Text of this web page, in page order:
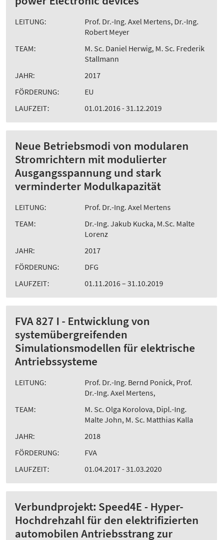
LEITUNG:
Prof. Dr.-Ing. Axel Mertens, Dr.-Ing.
Robert Meyer
TEAM:
M. Sc. Daniel Herwig, M. Sc. Frederik
Stallmann
JAHR:
2017
FÖRDERUNG:
EU
LAUFZEIT:
01.01.2016 - 31.12.2019
Neue Betriebsmodi von modularen
Stromrichtern mit modulierter
Ausgangsspannung und stark
verminderter Modulkapazität
LEITUNG:
Prof. Dr.-Ing. Axel Mertens
TEAM:
Dr.-Ing. Jakub Kucka, M.Sc. Malte
Lorenz
JAHR:
2017
FÖRDERUNG:
DFG
LAUFZEIT:
01.11.2016 – 31.10.2019
FVA 827 I - Entwicklung von
systemübergreifenden
Simulationsmodellen für elektrische
Antriebssysteme
LEITUNG:
Prof. Dr.-Ing. Bernd Ponick, Prof.
Dr.-Ing. Axel Mertens,
TEAM:
M. Sc. Olga Korolova, Dipl.-Ing.
Malte John, M. Sc. Matthias Kalla
JAHR:
2018
FÖRDERUNG:
FVA
LAUFZEIT:
01.04.2017 - 31.03.2020
Verbundprojekt: Speed4E - Hyper-
Hochdrehzahl für den elektrifizierten
automobilen Antriebsstrang zur